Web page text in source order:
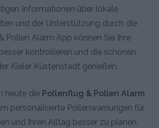
Informationen über lokale
und der Unterstützung durch die
Pollen Alarm App können Sie Ihre
kontrollieren und die schönen
Kieler Küstenstadt genießen.
heute die Pollenflug & Pollen Alarm
personalisierte Pollenwarnungen für
und Ihren Alltag besser zu planen.